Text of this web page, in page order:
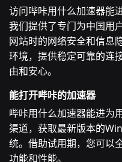
访问哔咔用什么加速器能
我们提供了专门为中国用
网站时的网络安全和信息
环境，提供稳定可靠的连
由和安心。
能打开哔咔的加速器
哔咔用什么加速器能进为
渠道，获取最新版本的
统。借助试用期，您可以
功能和性能。